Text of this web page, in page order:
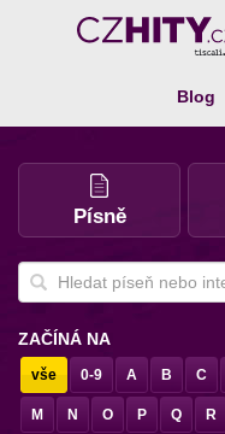
Blog
Písně
ZAČÍNÁ NA
vše 0-9 A B C
M N O P Q R